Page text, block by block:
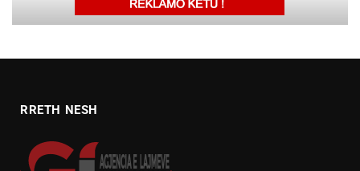
RRETH NESH